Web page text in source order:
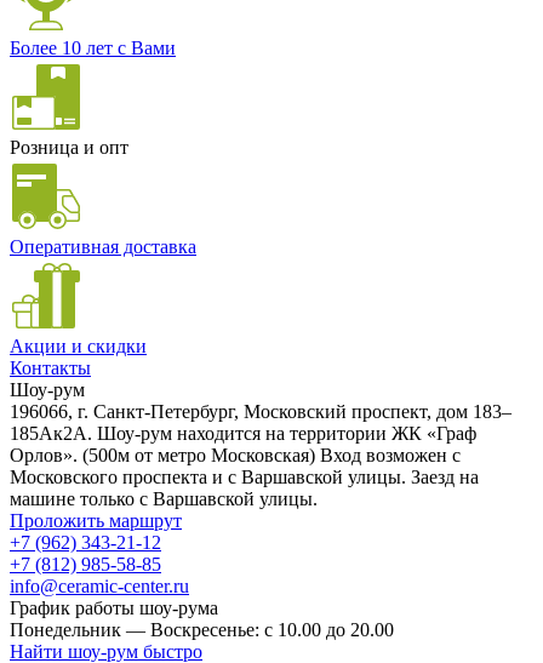
Более 10 лет с Вами
Розница и опт
Оперативная доставка
Акции и скидки
Контакты
Шоу-рум
196066, г. Санкт-Петербург, Московский проспект, дом 183–
185Ак2А. Шоу-рум находится на территории ЖК «Граф
Орлов». (500м от метро Московская) Вход возможен с
Московского проспекта и с Варшавской улицы. Заезд на
машине только с Варшавской улицы.
Проложить маршрут
+7 (962) 343-21-12
+7 (812) 985-58-85
info@ceramic-center.ru
График работы шоу-рума
Понедельник — Воскресенье: с 10.00 до 20.00
Найти шоу-рум быстро